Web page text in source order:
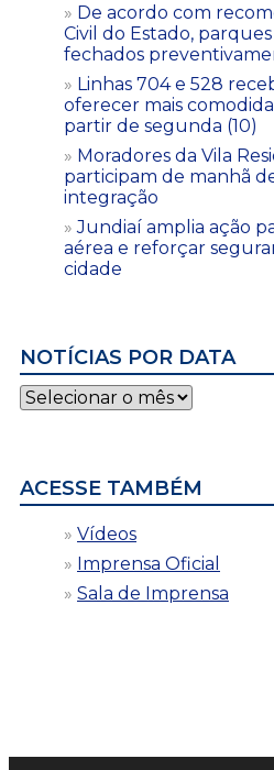
De acordo com
Civil do Estado,
fechados
Linhas 704 e 528
oferecer mais
partir de segunda (10)
Moradores da Vila
participam de manhã
integração
Jundiaí amplia ação
aérea e reforçar
cidade
NOTÍCIAS POR DATA
Notícias
por
ACESSE TAMBÉM
Vídeos
Imprensa Oficial
Sala de Imprensa